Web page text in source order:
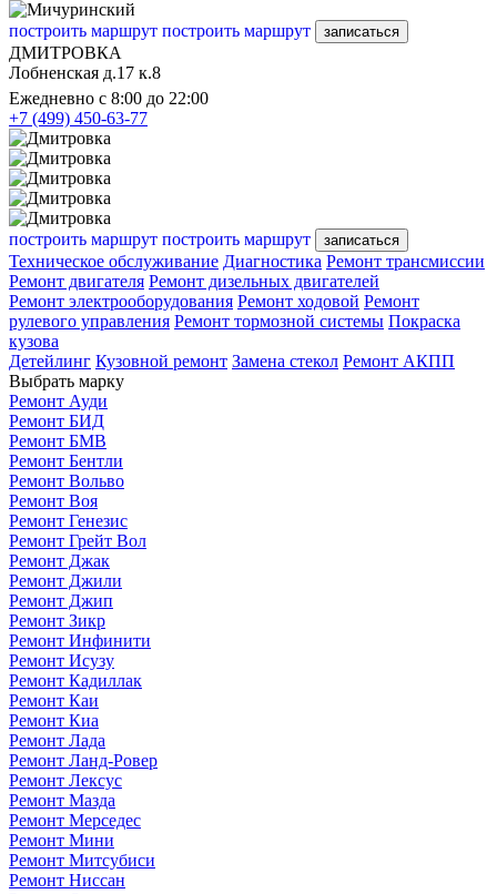
построить маршрут построить маршрут записаться
ДМИТРОВКА
Лобненская д.17 к.8
Ежедневно с 8:00 до 22:00
+7 (499) 450-63-77
построить маршрут построить маршрут записаться
Техническое обслуживание Диагностика Ремонт трансмиссии
Ремонт двигателя Ремонт дизельных двигателей
Ремонт электрооборудования Ремонт ходовой Ремонт
рулевого управления Ремонт тормозной системы Покраска
кузова
Детейлинг Кузовной ремонт Замена стекол Ремонт АКПП
Выбрать марку
Ремонт Ауди
Ремонт БИД
Ремонт БМВ
Ремонт Бентли
Ремонт Вольво
Ремонт Воя
Ремонт Генезис
Ремонт Грейт Вол
Ремонт Джак
Ремонт Джили
Ремонт Джип
Ремонт Зикр
Ремонт Инфинити
Ремонт Исузу
Ремонт Кадиллак
Ремонт Каи
Ремонт Киа
Ремонт Лада
Ремонт Ланд-Ровер
Ремонт Лексус
Ремонт Мазда
Ремонт Мерседес
Ремонт Мини
Ремонт Митсубиси
Ремонт Ниссан